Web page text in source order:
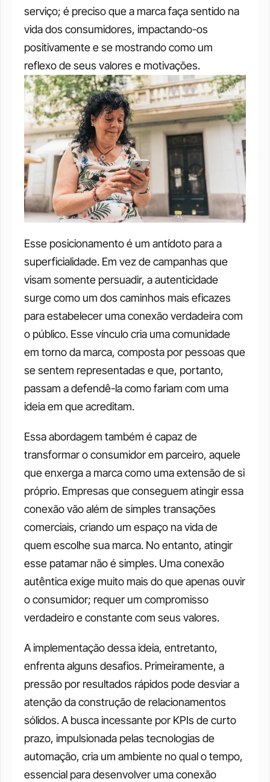
serviço; é preciso que a marca faça sentido na
vida dos consumidores, impactando-os
positivamente e se mostrando como um
reflexo de seus valores e motivações.
Esse posicionamento é um antídoto para a
superficialidade. Em vez de campanhas que
visam somente persuadir, a autenticidade
surge como um dos caminhos mais eficazes
para estabelecer uma conexão verdadeira com
o público. Esse vínculo cria uma comunidade
em torno da marca, composta por pessoas que
se sentem representadas e que, portanto,
passam a defendê-la como fariam com uma
ideia em que acreditam.
Essa abordagem também é capaz de
transformar o consumidor em parceiro, aquele
que enxerga a marca como uma extensão de si
próprio. Empresas que conseguem atingir essa
conexão vão além de simples transações
comerciais, criando um espaço na vida de
quem escolhe sua marca. No entanto, atingir
esse patamar não é simples. Uma conexão
autêntica exige muito mais do que apenas ouvir
o consumidor; requer um compromisso
verdadeiro e constante com seus valores.
A implementação dessa ideia, entretanto,
enfrenta alguns desafios. Primeiramente, a
pressão por resultados rápidos pode desviar a
atenção da construção de relacionamentos
sólidos. A busca incessante por KPIs de curto
prazo, impulsionada pelas tecnologias de
automação, cria um ambiente no qual o tempo,
essencial para desenvolver uma conexão